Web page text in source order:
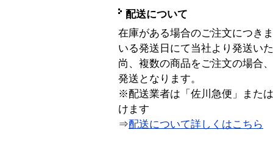
配送について
在庫がある場合のご注文につき
いる発送日にて当社より発送い
尚、複数の商品をご注文の場合
発送となります。
※配送業者は「佐川急便」また
けます
⇒配送について詳しくはこちら